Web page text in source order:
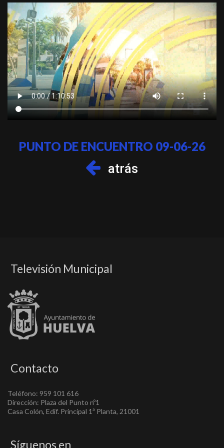
PUNTO DE ENCUENTRO 09-06-26
atrás
Televisión Municipal
Contacto
Teléfono: 959 101 616
Dirección: Plaza del Punto nº1
Casa Colón, Edif. Principal 1ª Planta, 21001
Síguenos en